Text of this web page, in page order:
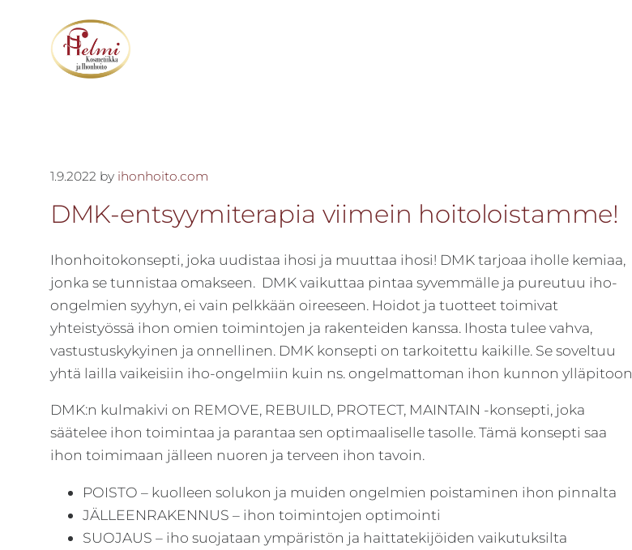
pääsisältöön
ensisijaiseen
sivupalkkiin
alatunnisteeseen
-
Kokonais­
valtainen
hyvä
olo
kaikille
–
tehokkuus
ja
onnistuminen
ovat
yrityksemme
arvot.
1.9.2022 by ihonhoito.com
DMK-entsyymiterapia viimein hoitoloistamme!
Ihonhoitokonsepti, joka uudistaa ihosi ja muuttaa ihosi! DMK tarjoaa iholle kemiaa,
jonka se tunnistaa omakseen. DMK vaikuttaa pintaa syvemmälle ja pureutuu iho-
ongelmien syyhyn, ei vain pelkkään oireeseen. Hoidot ja tuotteet toimivat
yhteistyössä ihon omien toimintojen ja rakenteiden kanssa. Ihosta tulee vahva,
vastustuskykyinen ja onnellinen. DMK konsepti on tarkoitettu kaikille. Se soveltuu
yhtä lailla vaikeisiin iho-ongelmiin kuin ns. ongelmattoman ihon kunnon ylläpitoon
DMK:n kulmakivi on REMOVE, REBUILD, PROTECT, MAINTAIN -konsepti, joka
säätelee ihon toimintaa ja parantaa sen optimaaliselle tasolle. Tämä konsepti saa
ihon toimimaan jälleen nuoren ja terveen ihon tavoin.
POISTO – kuolleen solukon ja muiden ongelmien poistaminen ihon pinnalta
JÄLLEENRAKENNUS – ihon toimintojen optimointi
SUOJAUS – iho suojataan ympäristön ja haittatekijöiden vaikutuksilta